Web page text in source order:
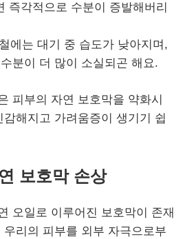
즉각적으로 수분이 증발해버리
에는 대기 중 습도가 낮아지며,
분이 더 많이 소실되곤 해요.
피부의 자연 보호막을 약화시
해지고 가려움증이 생기기 쉽
보호막 손상
오일로 이루어진 보호막이 존재
리의 피부를 외부 자극으로부